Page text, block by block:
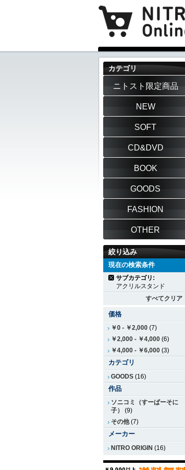
カテゴリ
ニトスト限定商品
NEW
SOFT
CD&DVD
BOOK
GOODS
FASHION
OTHER
絞り込み
現在の検索条件
サブカテゴリ:
アクリルスタンド
すべてクリア
価格
￥0 - ￥2,000 (7)
￥2,000 - ￥4,000 (6)
￥4,000 - ￥6,000 (3)
カテゴリ
GOODS (16)
作品
ソニコミ（すーぱーそに
子）
(9)
その他(7)
メーカー
NITRO ORIGIN (16)